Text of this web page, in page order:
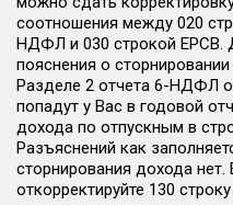
соотношения между 020
НДФЛ и 030 строкой ЕРСВ.
пояснения о
Разделе 2 отчета 6-НДФЛ
попадут у Вас в годовой
дохода по отпускным в
Разъяснений как
сторнирования дохода
откорректируйте 130